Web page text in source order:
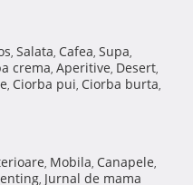
, Salata, Cafea, Supa,
crema, Aperitive, Desert,
, Ciorba pui, Ciorba burta,
, Mobila, Canapele,
, Jurnal de mama